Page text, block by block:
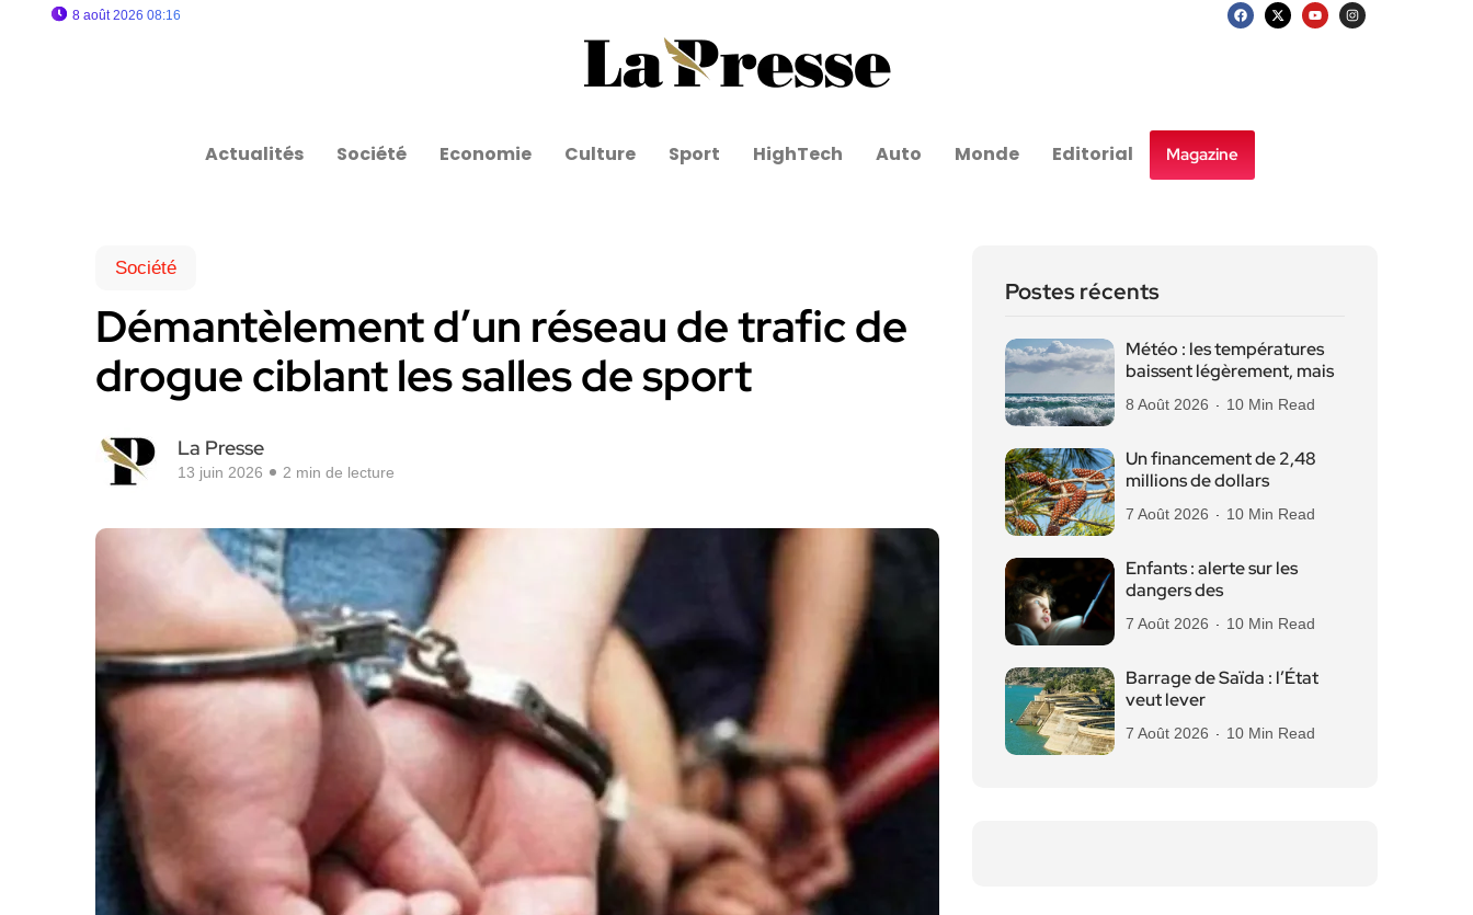
8 août 2026 08:16
Actualités Société Economie Culture Sport HighTech Auto Monde Editorial Magazine
Société
Démantèlement d’un réseau de trafic de
drogue ciblant les salles de sport
La Presse
13 juin 2026 2 min de lecture
Postes récents
Météo : les températures
baissent légèrement, mais
8 Août 2026 10 Min Read
Un financement de 2,48
millions de dollars
7 Août 2026 10 Min Read
Enfants : alerte sur les
dangers des
7 Août 2026 10 Min Read
Barrage de Saïda : l’État
veut lever
7 Août 2026 10 Min Read